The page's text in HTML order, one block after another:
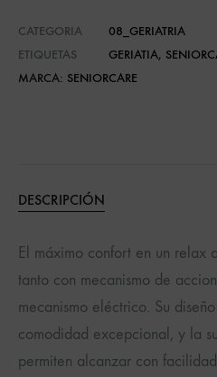
CATEGORIA
08_GERIATRIA
ETIQUETAS
GERIATIA,
MARCA: SENIORCARE
DESCRIPCIÓN
El máximo confort en un relax
tanto con mecanismo de
mecanismo eléctrico. Su
comodidad excepcional, y la
permiten alcanzar con